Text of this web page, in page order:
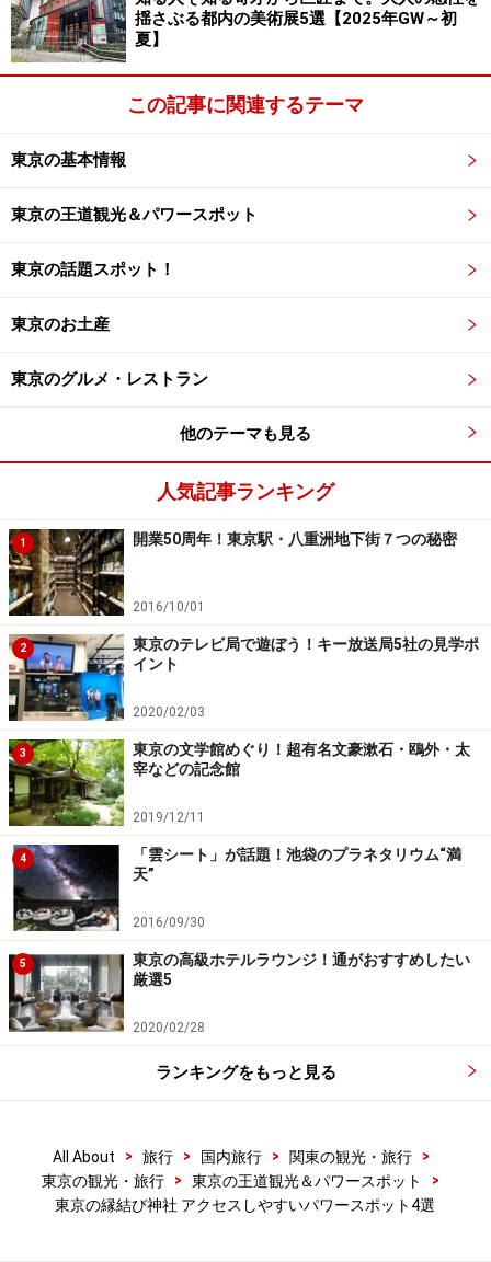
月～3月）
アクセス：東京メトロ『溜池山王』駅から徒歩3分
東京メトロ『国会議事堂前』駅から徒歩5分
縁結びの神事も行われる『赤坂 氷川神
緑深い『赤坂 氷川神社』。野鳥の声なども聞こえ、赤坂に
いることを忘れてしまいそう
れる緑深い社。平安時代から祀られていたとされ、江戸
時代には八代将軍・吉宗も参拝したとされる歴深い神社
祀られているのはヤマタノオロチを退治した日本神話の
ヒーロー・スサノオノミコトと、ヤマタノオロチへの生
贄になる直前スサノオに救われたクシイナダヒメノミコ
ト。この2柱はその後結婚することとなったため、縁結
びの神さまとして信仰されてきました。しかも2柱の子
孫（子どもという説も）とされ、こちらも縁結びの神さ
まとして名高いオオナムヂノミコト（オオクニヌシノミ
コト）も一緒に祀られています。
このように縁結びのご神徳があるとされる神さまが3柱
も祀られている赤坂 氷川神社では月に1度、良縁を得た
い人のため『縁むすび参り』という神事が行われていま
す。定員は30名でお祓いや祝詞の奏上、奉納の舞などが
行われ約30分。祈祷後にはクシイナダヒメゆかりの櫛
や、境内の神域にある藍畑からとれた藍（＝愛）の種を
入れたお守り袋が授与品としていただけます。（参加費
（初穂料）は3000円～）
明治時代に四社を合祀し、勝海舟に命名された『四合稲荷』
また境内には幕末から赤坂に住んでいた勝海舟が命名し
揺さぶる都内の美術展5選【2025年GW～初
夏】
この記事に関連するテーマ
東京の基本情報
東京の王道観光＆パワースポット
東京の話題スポット！
東京のお土産
東京のグルメ・レストラン
他のテーマも見る
人気記事ランキング
1 開業50周年！東京駅・八重洲地下街７つの秘密
2016/10/01
2
東京のテレビ局で遊ぼう！キー放送局5社の見学ポ
イント
2020/02/03
3
東京の文学館めぐり！超有名文豪漱石・鴎外・太
宰などの記念館
2019/12/11
4
「雲シート」が話題！池袋のプラネタリウム“満
天”
2016/09/30
5
東京の高級ホテルラウンジ！通がおすすめしたい
厳選5
2020/02/28
ランキングをもっと見る
All About > 旅行 > 国内旅行 > 関東の観光・旅行
>
東京の観光・旅行
> 東京の王道観光＆パワースポット
>
東京の縁結び神社 アクセスしやすいパワースポット4選